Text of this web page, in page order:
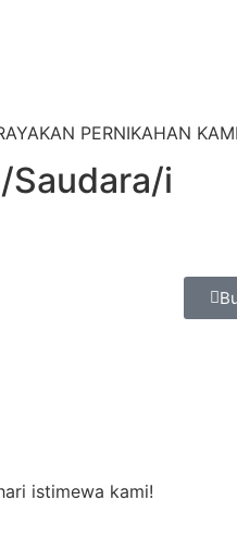
PERNIKAHAN KAMI
Saudara/i
istimewa kami!